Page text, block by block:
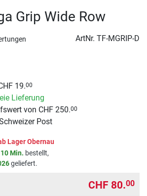
Grip Wide Row
ArtNr. TF-MGRIP-D
19.00
Lieferung
von CHF 250.00
Post
Lager Obernau
Min. bestellt,
geliefert.
CHF 80.00